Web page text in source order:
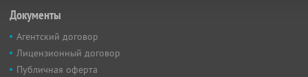
Документы
Агентский договор
Лицензионный договор
Публичная оферта